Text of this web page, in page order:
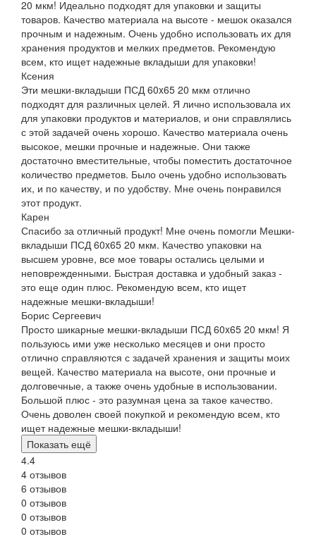
20 мкм! Идеально подходят для упаковки и защиты
товаров. Качество материала на высоте - мешок оказался
прочным и надежным. Очень удобно использовать их для
хранения продуктов и мелких предметов. Рекомендую
всем, кто ищет надежные вкладыши для упаковки!
Ксения
Эти мешки-вкладыши ПСД 60x65 20 мкм отлично
подходят для различных целей. Я лично использовала их
для упаковки продуктов и материалов, и они справлялись
с этой задачей очень хорошо. Качество материала очень
высокое, мешки прочные и надежные. Они также
достаточно вместительные, чтобы поместить достаточное
количество предметов. Было очень удобно использовать
их, и по качеству, и по удобству. Мне очень понравился
этот продукт.
Карен
Спасибо за отличный продукт! Мне очень помогли Мешки-
вкладыши ПСД 60x65 20 мкм. Качество упаковки на
высшем уровне, все мое товары остались целыми и
неповрежденными. Быстрая доставка и удобный заказ -
это еще один плюс. Рекомендую всем, кто ищет
надежные мешки-вкладыши!
Борис Сергеевич
Просто шикарные мешки-вкладыши ПСД 60x65 20 мкм! Я
пользуюсь ими уже несколько месяцев и они просто
отлично справляются с задачей хранения и защиты моих
вещей. Качество материала на высоте, они прочные и
долговечные, а также очень удобные в использовании.
Большой плюс - это разумная цена за такое качество.
Очень доволен своей покупкой и рекомендую всем, кто
ищет надежные мешки-вкладыши!
Показать ещё
4.4
4 отзывов
6 отзывов
0 отзывов
0 отзывов
0 отзывов